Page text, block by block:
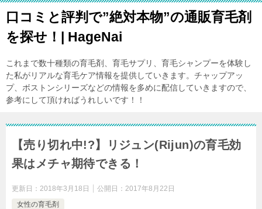
口コミと評判で”絶対本物”の通販育毛剤
を探せ！| HageNai
これまで数十種類の育毛剤、育毛サプリ、育毛シャンプーを体験し
た私がリアルな育毛ケア情報を提供していきます。チャップアッ
プ、ボストンシリーズなどの情報を多めに配信していきますので、
参考にして頂ければうれしいです！！
【売り切れ中!?】リジュン(Rijun)の育毛効
果はメチャ期待できる！
更新日： 2018年3月18日 公開日： 2017年8月22日
女性の育毛剤